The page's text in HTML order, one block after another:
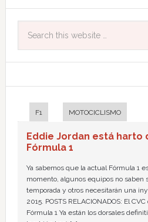
F1 MOTOCICLISMO
Eddie Jordan está harto
Fórmula 1
Ya sabemos que la actual Fórmula 1
momento, algunos equipos no saben
temporada y otros necesitarán una
2015. POSTS RELACIONADOS: El
Fórmula 1 Ya están los dorsales